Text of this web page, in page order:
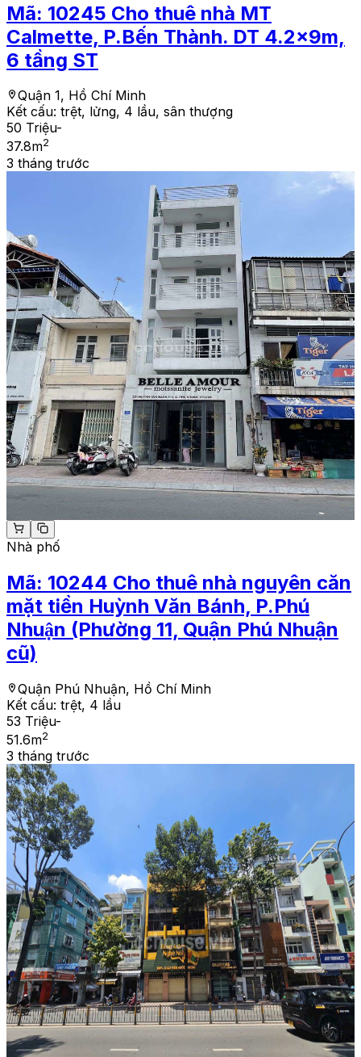
Mã: 10245 Cho thuê nhà MT
Calmette, P.Bến Thành. DT 4.2x9m,
6 tầng ST
Quận 1, Hồ Chí Minh
Kết cấu: trệt, lửng, 4 lầu, sân thượng
50 Triệu-
37.8m2
3 tháng trước
Nhà phố
Mã: 10244 Cho thuê nhà nguyên căn
mặt tiền Huỳnh Văn Bánh, P.Phú
Nhuận (Phường 11, Quận Phú Nhuận
cũ)
Quận Phú Nhuận, Hồ Chí Minh
Kết cấu: trệt, 4 lầu
53 Triệu-
51.6m2
3 tháng trước